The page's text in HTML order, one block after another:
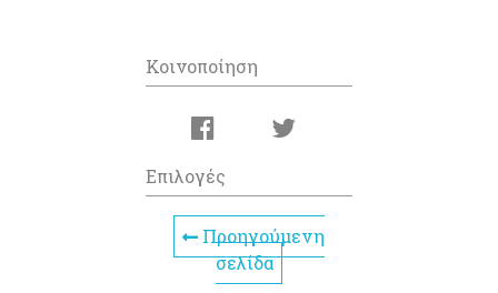
Κοινοποίηση
Επιλογές
Προηγούμενη
σελίδα